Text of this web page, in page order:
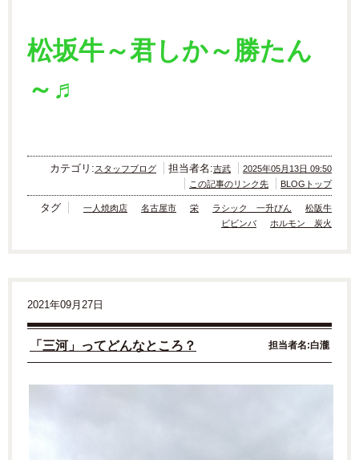
松坂牛～君しか～勝たん
～♬
カテゴリ:スタッフブログ 担当者名:吉武
2025年05月13日 09:50
この記事のリンク先
BLOGトップ
タグ 一人焼肉店 名古屋市 栄 ラシック 一升びん
松阪牛
ビビンバ
ホルモン 炭火
2021年09月27日
「三河」ってどんなところ？ 担当者名:白瀧